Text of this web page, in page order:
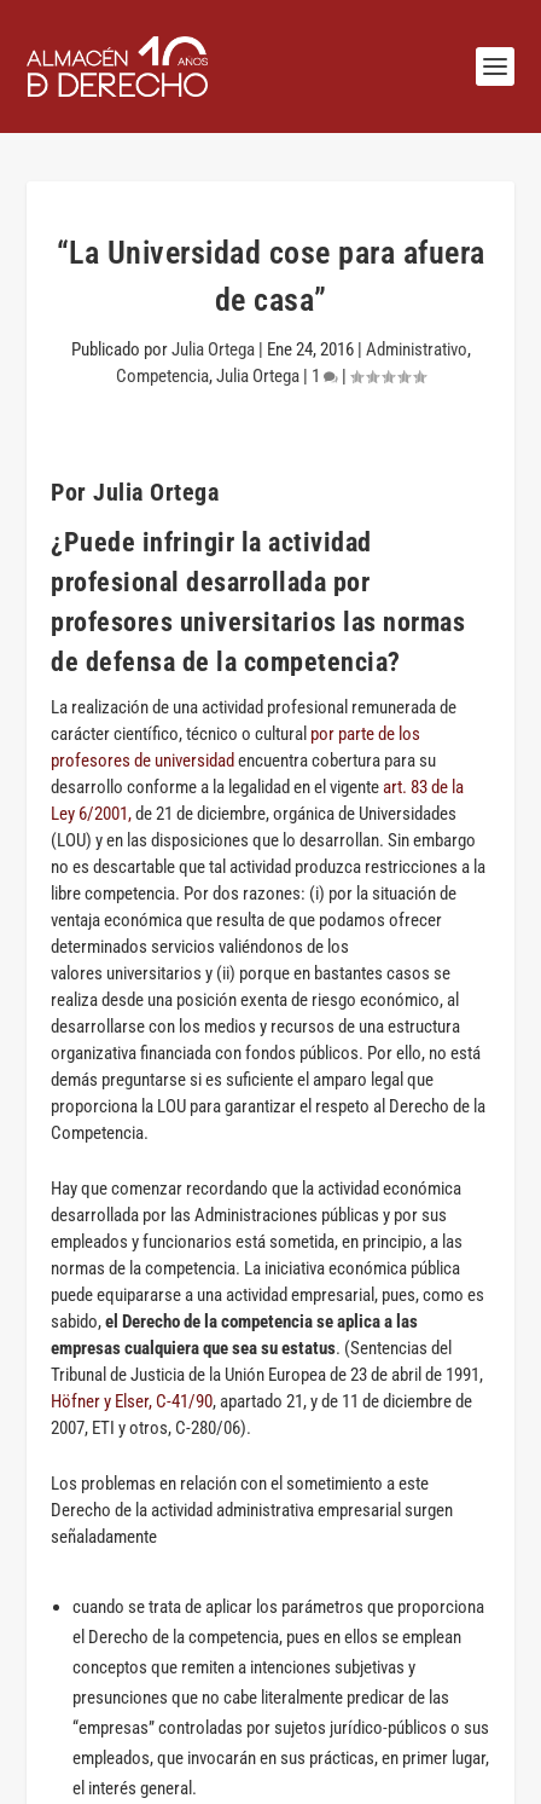
“La Universidad cose para afuera
de casa”
Publicado porJulia Ortega| Ene 24, 2016| Administrativo,
Competencia,Julia Ortega | 1 |
Por Julia Ortega
¿Puede infringir la actividad
profesional desarrollada por
profesores universitarios las normas
de defensa de la competencia?
La realización de una actividad profesional remunerada de
carácter científico, técnico o cultural por parte de los
profesores de universidad encuentra cobertura para su
desarrollo conforme a la legalidad en el vigenteart. 83 de la
Ley 6/2001,de 21 de diciembre, orgánica de Universidades
(LOU) y en las disposiciones que lo desarrollan. Sin embargo
no es descartable que tal actividad produzca restricciones a la
libre competencia. Por dos razones: (i) por la situación de
ventaja económica que resulta de que podamos ofrecer
determinados servicios valiéndonos de los
valores universitarios y (ii) porque en bastantes casos se
realiza desde una posición exenta de riesgo económico, al
desarrollarse con los medios y recursos de una estructura
organizativa financiada con fondos públicos. Por ello, no está
demás preguntarse si es suficiente el amparo legal que
proporciona la LOU para garantizar el respeto al Derecho de la
Competencia.
Hay que comenzar recordando que la actividad económica
desarrollada por las Administraciones públicas y por sus
empleados y funcionarios está sometida, en principio, a las
normas de la competencia. La iniciativa económica pública
puede equipararse a una actividad empresarial, pues, como es
sabido,el Derecho de la competencia se aplica a las
empresas cualquiera que sea su estatus. (Sentencias del
Tribunal de Justicia de la Unión Europea de 23 de abril de 1991,
Höfner y Elser, C-41/90, apartado 21, y de 11 de diciembre de
2007, ETI y otros, C-280/06).
Los problemas en relación con el sometimiento a este
Derecho de la actividad administrativa empresarial surgen
señaladamente
cuando se trata de aplicar los parámetros que proporciona
el Derecho de la competencia, pues en ellos se emplean
conceptos que remiten a intenciones subjetivas y
presunciones que no cabe literalmente predicar de las
“empresas” controladas por sujetos jurídico-públicos o sus
empleados, que invocarán en sus prácticas, en primer lugar,
el interés general.